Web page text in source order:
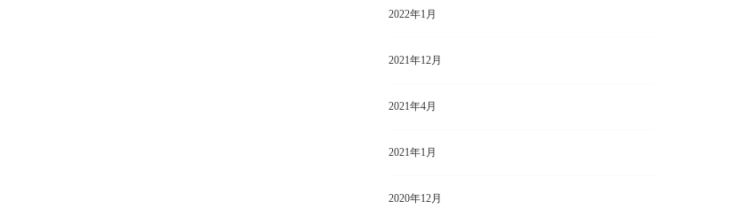
2022年1月
2021年12月
2021年4月
2021年1月
2020年12月